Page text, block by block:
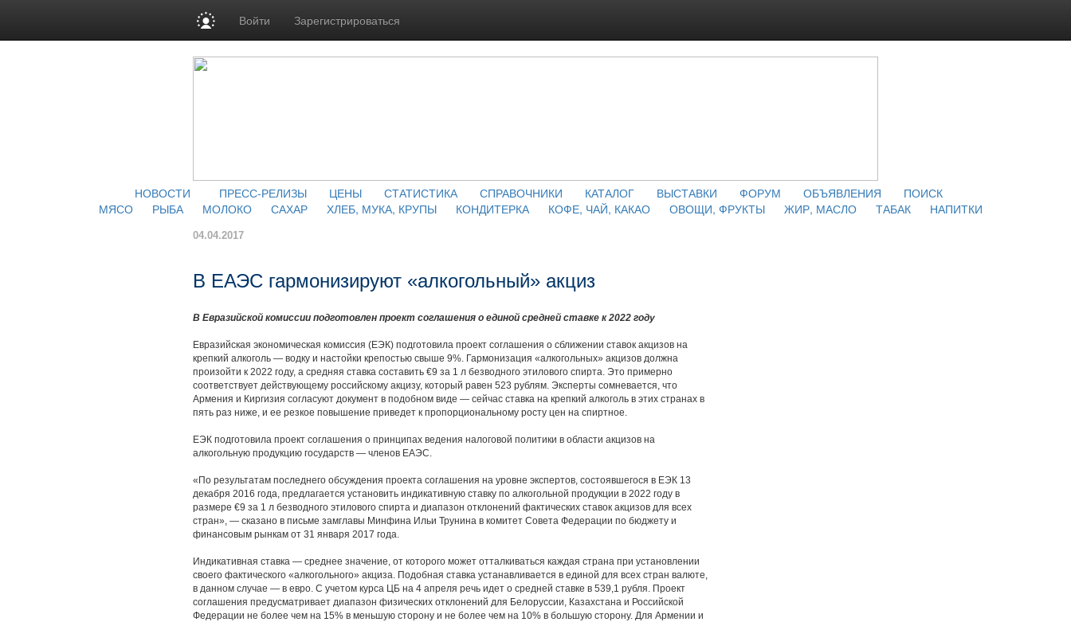
Войти Зарегистрироваться
НОВОСТИ ПРЕСС-РЕЛИЗЫ ЦЕНЫ СТАТИСТИКА СПРАВОЧНИКИ КАТАЛОГ ВЫСТАВКИ ФОРУМ ОБЪЯВЛЕНИЯ
ПОИСК
МЯСО
РЫБА МОЛОКО САХАР ХЛЕБ, МУКА, КРУПЫ КОНДИТЕРКА КОФЕ, ЧАЙ, КАКАО ОВОЩИ, ФРУКТЫ ЖИР, МАСЛО ТАБАК НАПИТКИ
04.04.2017
В ЕАЭС гармонизируют «алкогольный» акциз
В Евразийской комиссии подготовлен проект соглашения о единой средней ставке к 2022 году
Евразийская экономическая комиссия (ЕЭК) подготовила проект соглашения о сближении ставок акцизов на
крепкий алкоголь — водку и настойки крепостью свыше 9%. Гармонизация «алкогольных» акцизов должна
произойти к 2022 году, а средняя ставка составить €9 за 1 л безводного этилового спирта. Это примерно
соответствует действующему российскому акцизу, который равен 523 рублям. Эксперты сомневается, что
Армения и Киргизия согласуют документ в подобном виде — сейчас ставка на крепкий алкоголь в этих странах в
пять раз ниже, и ее резкое повышение приведет к пропорциональному росту цен на спиртное.
ЕЭК подготовила проект соглашения о принципах ведения налоговой политики в области акцизов на
алкогольную продукцию государств — членов ЕАЭС.
«По результатам последнего обсуждения проекта соглашения на уровне экспертов, состоявшегося в ЕЭК 13
декабря 2016 года, предлагается установить индикативную ставку по алкогольной продукции в 2022 году в
размере €9 за 1 л безводного этилового спирта и диапазон отклонений фактических ставок акцизов для всех
стран», — сказано в письме замглавы Минфина Ильи Трунина в комитет Совета Федерации по бюджету и
финансовым рынкам от 31 января 2017 года.
Индикативная ставка — среднее значение, от которого может отталкиваться каждая страна при установлении
своего фактического «алкогольного» акциза. Подобная ставка устанавливается в единой для всех стран валюте,
в данном случае — в евро. С учетом курса ЦБ на 4 апреля речь идет о средней ставке в 539,1 рубля. Проект
соглашения предусматривает диапазон физических отклонений для Белоруссии, Казахстана и Российской
Федерации не более чем на 15% в меньшую сторону и не более чем на 10% в большую сторону. Для Армении и